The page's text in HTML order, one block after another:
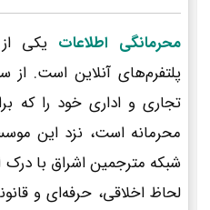
محرمانگی اطلاعات یکی
پلتفرم‌های آنلاین است. از
تجاری و اداری خود را که
محرمانه است، نزد این
شبکه مترجمین اشراق با
لحاظ اخلاقی، حرفه‌ای و